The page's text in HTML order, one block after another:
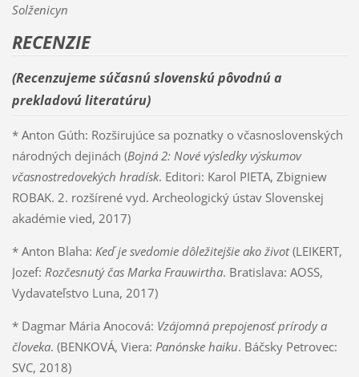
Solženicyn
RECENZIE
(Recenzujeme súčasnú slovenskú pôvodnú a
prekladovú literatúru)
* Anton Gúth: Rozširujúce sa poznatky o včasnoslovenských
národných dejinách (Bojná 2: Nové výsledky výskumov
včasnostredovekých hradísk. Editori: Karol PIETA, Zbigniew
ROBAK. 2. rozšírené vyd. Archeologický ústav Slovenskej
akadémie vied, 2017)
* Anton Blaha: Keď je svedomie dôležitejšie ako život(LEIKERT,
Jozef: Rozčesnutý čas Marka Frauwirtha. Bratislava: AOSS,
Vydavateľstvo Luna, 2017)
* Dagmar Mária Anocová: Vzájomná prepojenosť prírody a
človeka. (BENKOVÁ, Viera: Panónske haiku. Báčsky Petrovec:
SVC, 2018)